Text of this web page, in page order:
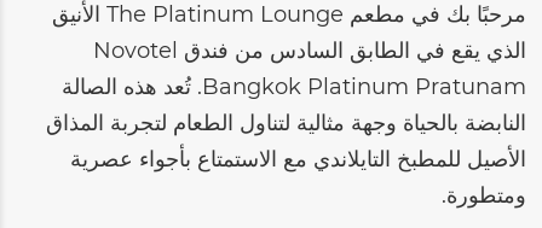
مرحبًا بك في مطعم The Platinum Lounge الأنيق
الذي يقع في الطابق السادس من فندق Novotel
Bangkok Platinum Pratunam. تُعد هذه الصالة
النابضة بالحياة وجهة مثالية لتناول الطعام لتجربة المذاق
الأصيل للمطبخ التايلاندي مع الاستمتاع بأجواء عصرية
ومتطورة.